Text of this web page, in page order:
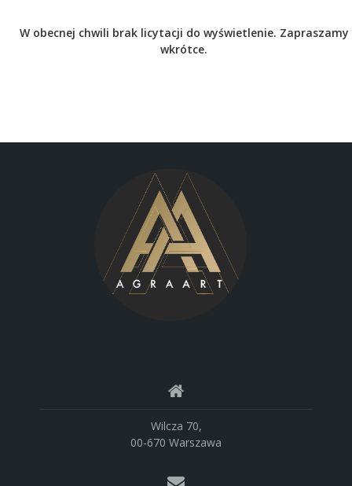
W obecnej chwili brak licytacji do wyświetlenie. Zapraszamy
wkrótce.
Wilcza 70,
00-670 Warszawa